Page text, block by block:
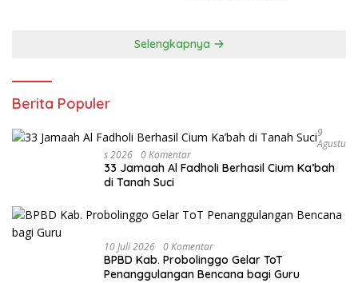
Selengkapnya
Berita Populer
9
Agustu
S 2026 0 Komentar
33 Jamaah Al Fadholi Berhasil Cium Ka’bah
di Tanah Suci
10 Juli 2026 0 Komentar
BPBD Kab. Probolinggo Gelar ToT
Penanggulangan Bencana bagi Guru